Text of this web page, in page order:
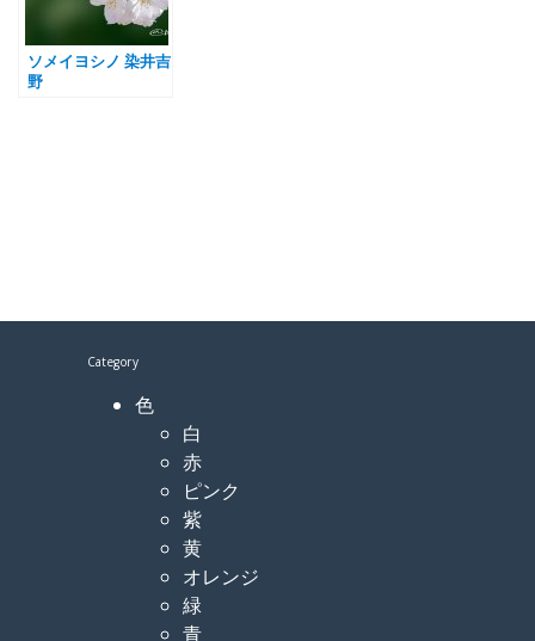
ソメイヨシノ 染井吉
野
Category
色
白
赤
ピンク
紫
黄
オレンジ
緑
青